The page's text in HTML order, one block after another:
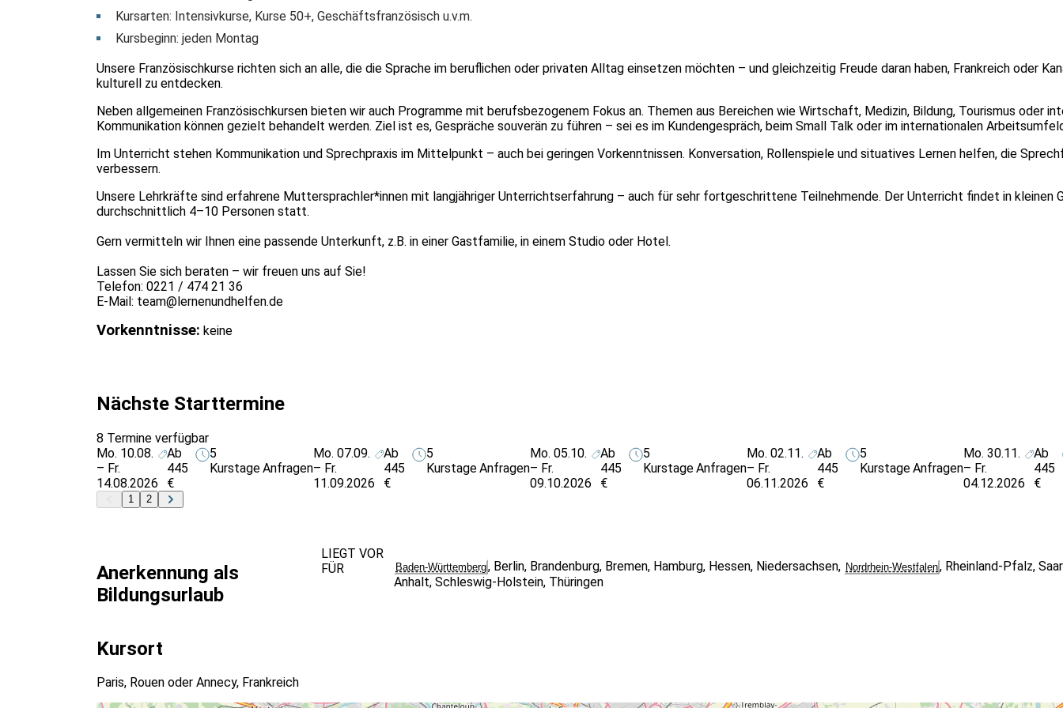
Kursarten: Intensivkurse, Kurse 50+, Geschäftsfranzösisch u.v.m.
Kursbeginn: jeden Montag
Unsere Französischkurse richten sich an alle, die die Sprache im beruflichen oder privaten Alltag einsetzen möchten – und gleichzeitig Freude daran haben, Frankreich oder
kulturell zu entdecken.
Neben allgemeinen Französischkursen bieten wir auch Programme mit berufsbezogenem Fokus an. Themen aus Bereichen wie Wirtschaft, Medizin, Bildung, Tourismus oder
Kommunikation können gezielt behandelt werden. Ziel ist es, Gespräche souverän zu führen – sei es im Kundengespräch, beim Small Talk oder im internationalen
Im Unterricht stehen Kommunikation und Sprechpraxis im Mittelpunkt – auch bei geringen Vorkenntnissen. Konversation, Rollenspiele und situatives Lernen helfen, die
verbessern.
Unsere Lehrkräfte sind erfahrene Muttersprachler*innen mit langjähriger Unterrichtserfahrung – auch für sehr fortgeschrittene Teilnehmende. Der Unterricht findet in kleinen
durchschnittlich 4–10 Personen statt.
Gern vermitteln wir Ihnen eine passende Unterkunft, z.B. in einer Gastfamilie, in einem Studio oder Hotel.
Lassen Sie sich beraten – wir freuen uns auf Sie!
Telefon: 0221 / 474 21 36
E-Mail: team@lernenundhelfen.de
Vorkenntnisse: keine
Nächste Starttermine
8 Termine verfügbar
Mo. 10.08.
– Fr.
14.08.2026
Ab
445
€
5
KurstageAnfragen
Mo. 07.09.
– Fr.
11.09.2026
Ab
445
€
5
KurstageAnfragen
Mo. 05.10.
– Fr.
09.10.2026
Ab
445
€
5
KurstageAnfragen
Mo. 02.11.
– Fr.
06.11.2026
Ab
445
€
5
KurstageAnfragen
Mo. 30.11.
– Fr.
04.12.2026
Ab
445
€
1 2
Anerkennung als
Bildungsurlaub
LIEGT VOR
FÜR
Baden-Württemberg, Berlin, Brandenburg, Bremen, Hamburg, Hessen, Niedersachsen, Nordrhein-Westfalen, Rheinland-Pfalz,
Anhalt,Schleswig-Holstein, Thüringen
Kursort
Paris, Rouen oder Annecy, Frankreich